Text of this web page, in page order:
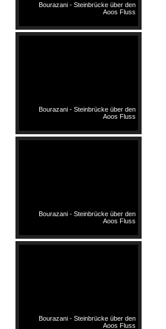
Bourazani - Steinbrücke über den
Aoos Fluss
Bourazani - Steinbrücke über den
Aoos Fluss
Bourazani - Steinbrücke über den
Aoos Fluss
Bourazani - Steinbrücke über den
Aoos Fluss